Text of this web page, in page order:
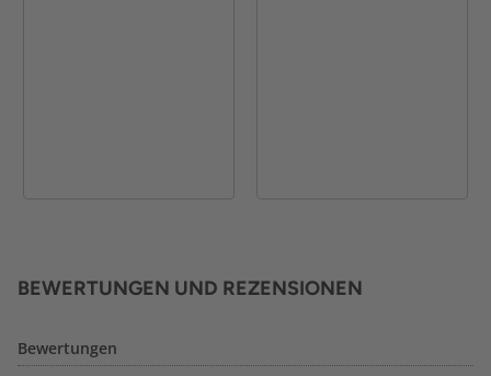
BEWERTUNGEN UND REZENSIONEN
Bewertungen